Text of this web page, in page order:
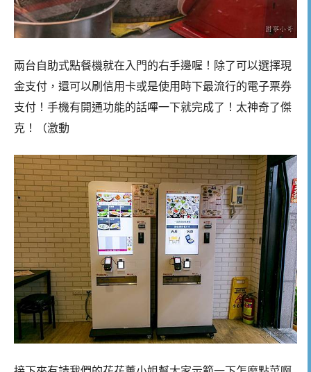
兩台自助式點餐機就在入門的右手邊喔！除了可以選擇現
金支付，還可以刷信用卡或是使用時下最流行的電子票券
支付！手機有開通功能的話嗶一下就完成了！太神奇了傑
克！（激動